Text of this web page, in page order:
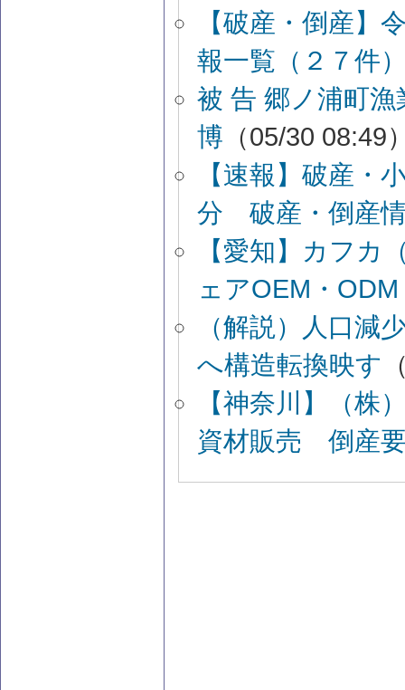
【破産・倒産
報一覧（２７件
被 告 郷ノ浦町
博 （05/30 08:49
【速報】破産
分 破産・倒産
【愛知】カフ
ェアOEM・
（解説）人口
へ構造転換映す
【神奈川】（
資材販売 倒産